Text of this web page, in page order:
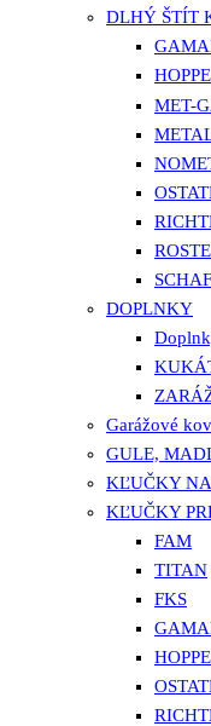
DLHÝ ŠTÍT
HOPPE
MET-
DOPLNKY
Garážové
GULE,
KĽUČKY
KĽUČKY
FAM
TITAN
FKS
HOPPE